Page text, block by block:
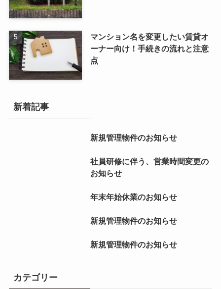
マンション名を変更したい賃貸オ
ーナー向け！手続きの流れと注意
点
新着記事
新規管理物件のお知らせ
社員研修に伴う、営業時間変更の
お知らせ
年末年始休業のお知らせ
新規管理物件のお知らせ
新規管理物件のお知らせ
カテゴリー